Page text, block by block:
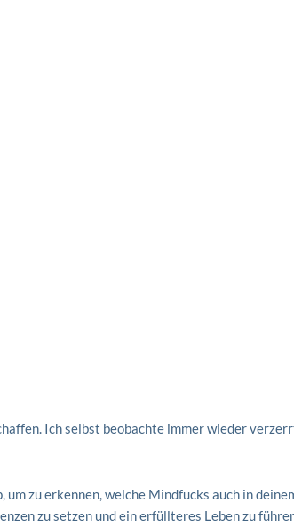
Ich selbst beobachte immer wieder
zu erkennen, welche Mindfucks auch in
zu setzen und ein erfüllteres Leben zu